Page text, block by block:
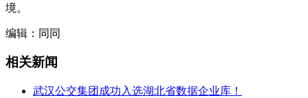
境。
编辑：同同
相关新闻
武汉公交集团成功入选湖北省数据企业库！